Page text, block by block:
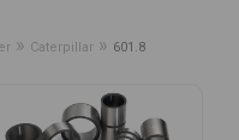
» Caterpillar » 601.8